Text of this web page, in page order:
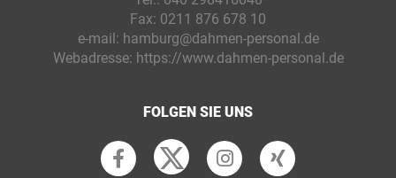
Fax: 0211 876 678 10
e-mail: hamburg@dahmen-personal.de
Webadresse: https://www.dahmen-personal.de
FOLGEN SIE UNS